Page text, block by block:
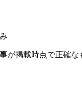
が掲載時点で正確な